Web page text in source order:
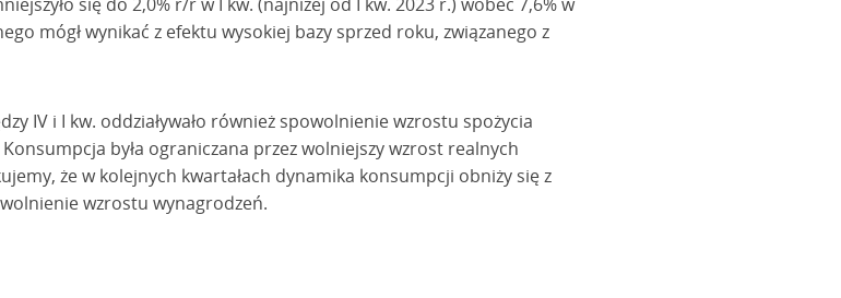
mógł wynikać z efektu wysokiej bazy sprzed roku, związanego z
IV i I kw. oddziaływało również spowolnienie wzrostu spożycia
była ograniczana przez wolniejszy wzrost realnych
że w kolejnych kwartałach dynamika konsumpcji obniży się z
wzrostu wynagrodzeń.